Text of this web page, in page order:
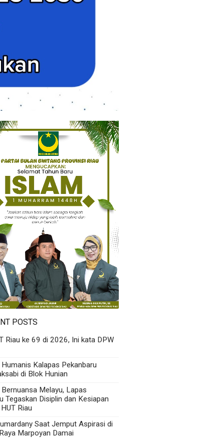
POSTS
Riau ke 69 di 2026, Ini kata DPW
Kalapas Pekanbaru
di Blok Hunian
Melayu, Lapas
Tegaskan Disiplin dan Kesiapan
Riau
Saat Jemput Aspirasi di
Marpoyan Damai